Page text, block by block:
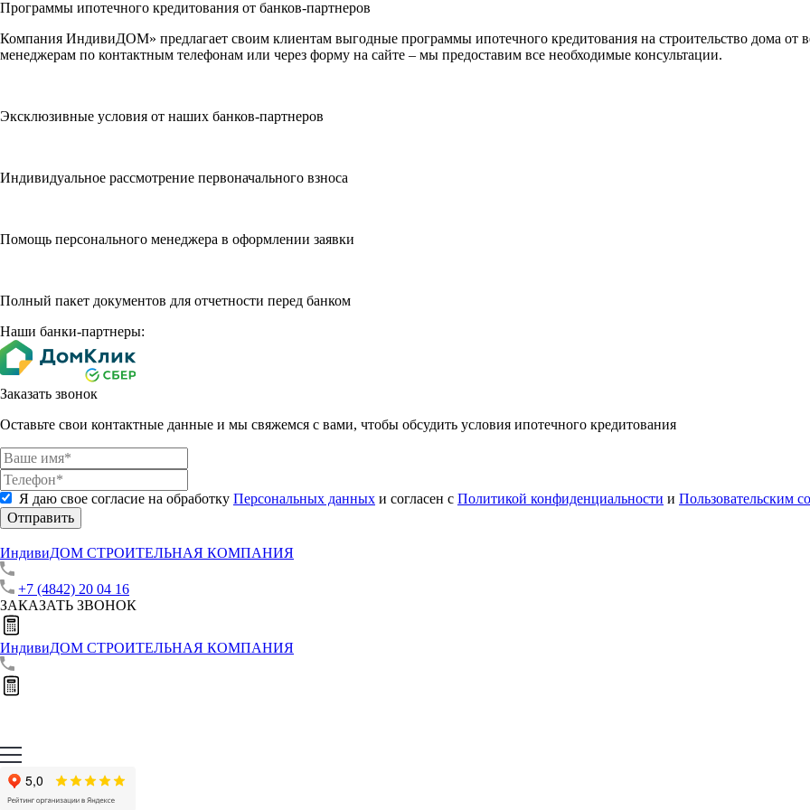
Программы ипотечного кредитования от банков-партнеров
Компания ИндивиДОМ» предлагает своим клиентам выгодные программы ипотечного кредитования на строительство дома от
менеджерам по контактным телефонам или через форму на сайте – мы предоставим все необходимые консультации.
Эксклюзивные условия от наших банков-партнеров
Индивидуальное рассмотрение первоначального взноса
Помощь персонального менеджера в оформлении заявки
Полный пакет документов для отчетности перед банком
Наши банки-партнеры:
Заказать звонок
Оставьте свои контактные данные и мы свяжемся с вами, чтобы обсудить условия ипотечного кредитования
Я даю свое согласие на обработку Персональных данных и согласен с Политикой конфиденциальности и Пользовательским
Отправить
ИндивиДОМ СТРОИТЕЛЬНАЯ КОМПАНИЯ
+7 (4842) 20 04 16
ЗАКАЗАТЬ ЗВОНОК
ИндивиДОМ СТРОИТЕЛЬНАЯ КОМПАНИЯ